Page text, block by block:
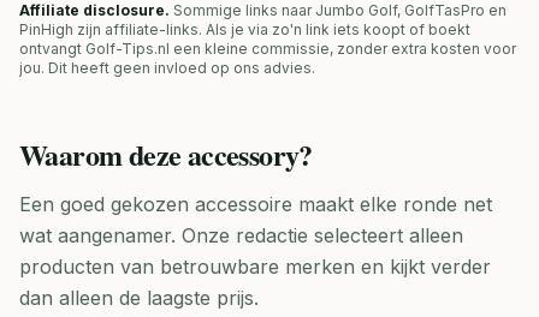
Affiliate disclosure. Sommige links naar Jumbo Golf, GolfTasPro en
PinHigh zijn affiliate-links. Als je via zo'n link iets koopt of boekt
ontvangt Golf-Tips.nl een kleine commissie, zonder extra kosten voor
jou. Dit heeft geen invloed op ons advies.
Waarom dezeaccessory?
Een goed gekozen accessoire maakt elke ronde net
wat aangenamer. Onze redactie selecteert alleen
producten van betrouwbare merken en kijkt verder
dan alleen de laagste prijs.